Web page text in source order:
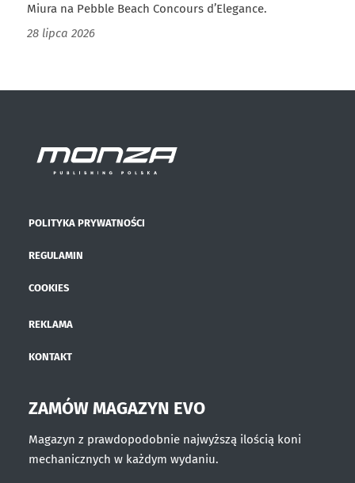
Miura na Pebble Beach Concours d’Elegance.
28 lipca 2026
POLITYKA PRYWATNOŚCI
REGULAMIN
COOKIES
REKLAMA
KONTAKT
ZAMÓW MAGAZYN EVO
Magazyn z prawdopodobnie najwyższą ilością koni
mechanicznych w każdym wydaniu.